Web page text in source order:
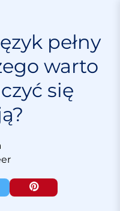
pełny
warto
się